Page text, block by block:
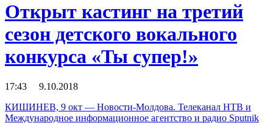
Открыт кастинг на третий
сезон детского вокального
конкурса «Ты супер!»
17:43 9.10.2018
КИШИНЕВ, 9 окт — Новости-Молдова. Телеканал НТВ и
Международное информационное агентство и радио Sputnik